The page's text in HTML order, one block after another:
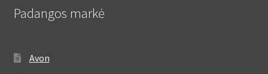
Padangos markė
Avon